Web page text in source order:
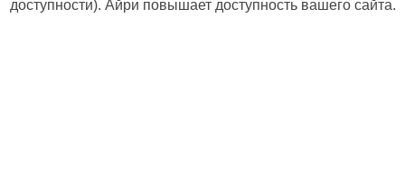
доступности). Айри повышает доступность вашего сайта.